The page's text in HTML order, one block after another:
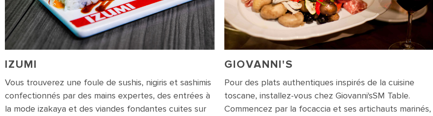
IZUMI
Vous trouverez une foule de sushis, nigiris et sashimis
confectionnés par des mains expertes, des entrées à
la mode izakaya et des viandes fondantes cuites sur
GIOVANNI'S
Pour des plats authentiques inspirés de la cuisine
toscane, installez-vous chez Giovanni'sSM Table.
Commencez par la focaccia et ses artichauts marinés,